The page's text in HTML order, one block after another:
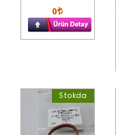
0
Stokda